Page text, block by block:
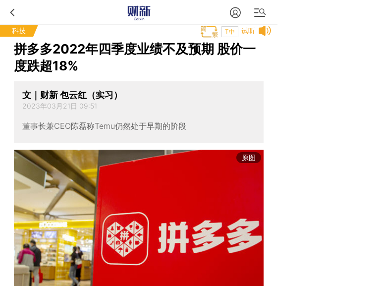
科技 试听
T中
拼多多2022年四季度业绩不及预期 股价一
度跌超18%
文｜财新 包云红（实习）
2023年03月21日 09:51
董事长兼CEO陈磊称Temu仍然处于早期的阶段
原图